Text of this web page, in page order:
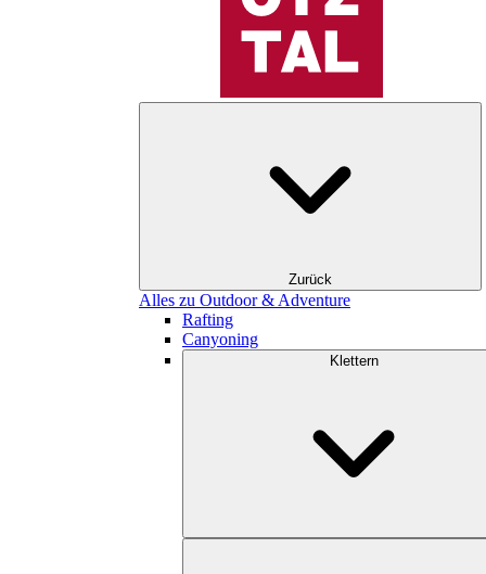
Zurück
Alles zu Outdoor & Adventure
Rafting
Canyoning
Klettern